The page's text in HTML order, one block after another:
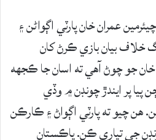
عمران خان پارٽي اڳواڻن ۽
بيان بازي ڪرڻ کان
جو چوڻ آهي ته اسان جا ڪجهه
پيا پر ايندڙ چونڊن ۾ وڏي
هن چيو ته پارٽي اڳواڻ ۽ ڪارڪن
جي تياري ڪن. پاڪستان